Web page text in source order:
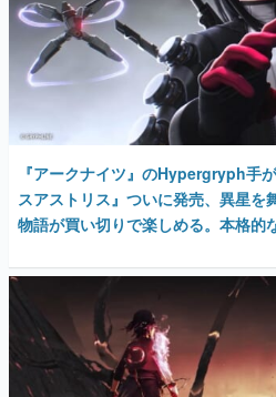
『アークナイツ』のHypergryph手
スアストリス』ついに発売、異星を
物語が買い切りで楽しめる。本格的